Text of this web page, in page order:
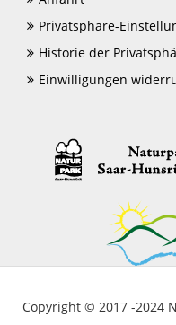
Privatsphäre-
Historie der
Einwilligungen
Copyright © 2017 -2024